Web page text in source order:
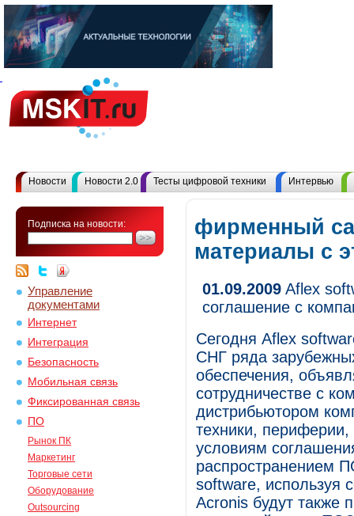
Новости Новости 2.0 Тесты цифровой техники Интервью
Подписка на новости:
Управление
документами
Интернет
Интеграция
Безопасность
Мобильная связь
Фиксированная связь
ПО
Рынок ПК
Маркетинг
Торговые сети
Оборудование
Outsourcing
фирменный
материалы с
01.09.2009 Aflex
соглашение с
Сегодня Aflex
СНГ ряда
обеспечения,
сотрудничестве с
дистрибьютором
техники,
условиям
распространением
software, используя
Acronis будут также